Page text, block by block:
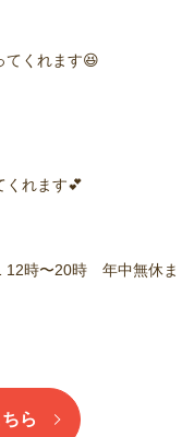
てくれます😆
くれます💕
時〜20時 年中無休ま
ら